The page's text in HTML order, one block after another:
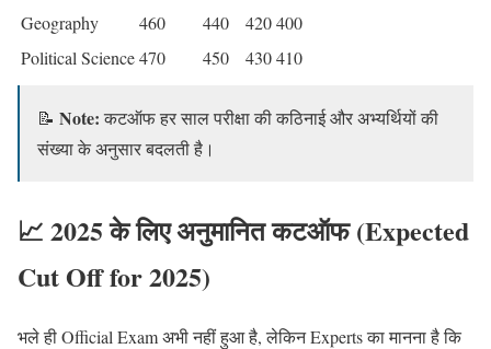
Geography
460 440 420400
Political Science470 450 430410
📝 Note:कटऑफ हर साल परीक्षा की कठिनाई और अभ्यर्थियों की
संख्या के अनुसार बदलती है।
📈 2025 के लिए अनुमानित कटऑफ (Expected
Cut Off for 2025)
भले ही Official Exam अभी नहीं हुआ है, लेकिन Experts का मानना है कि